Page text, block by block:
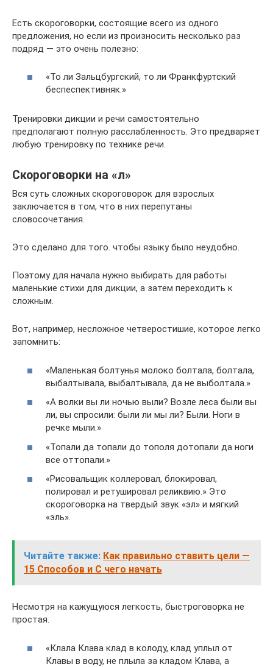
Есть скороговорки, состоящие всего из одного
предложения, но если из произносить несколько раз
подряд — это очень полезно:
«То ли Зальцбургский, то ли Франкфуртский
беспеспективняк.»
Тренировки дикции и речи самостоятельно
предполагают полную расслабленность. Это предваряет
любую тренировку по технике речи.
Скороговорки на «л»
Вся суть сложных скороговорок для взрослых
заключается в том, что в них перепутаны
словосочетания.
Это сделано для того. чтобы языку было неудобно.
Поэтому для начала нужно выбирать для работы
маленькие стихи для дикции, а затем переходить к
сложным.
Вот, например, несложное четверостишие, которое легко
запомнить:
«Маленькая болтунья молоко болтала, болтала,
выбалтывала, выбалтывала, да не выболтала.»
«А волки вы ли ночью выли? Возле леса были вы
ли, вы спросили: были ли мы ли? Были. Ноги в
речке мыли.»
«Топали да топали до тополя дотопали да ноги
все оттопали.»
«Рисовальщик коллеровал, блокировал,
полировал и ретушировал реликвию.» Это
скороговорка на твердый звук «эл» и мягкий
«эль».
Читайте также: Как правильно ставить цели —
15 Способов и С чего начать
Несмотря на кажущуюся легкость, быстроговорка не
простая.
«Клала Клава клад в колоду, клад уплыл от
Клавы в воду, не плыла за кладом Клава, а